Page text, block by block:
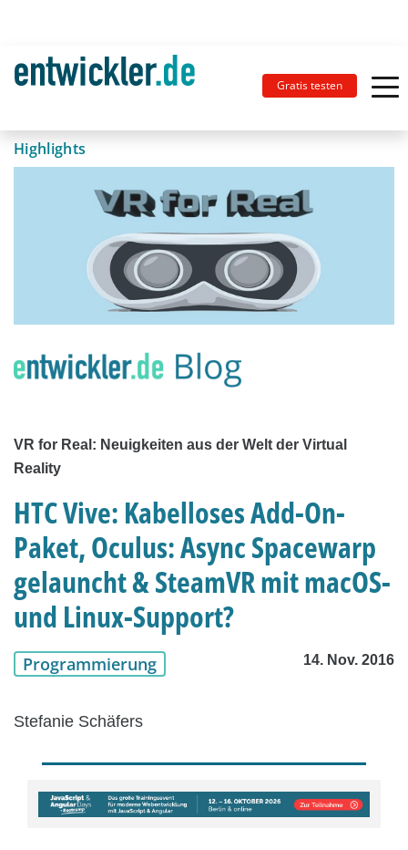
Gratis testen
Highlights
VR for Real: Neuigkeiten aus der Welt der Virtual
Reality
HTC Vive: Kabelloses Add-On-
Paket, Oculus: Async Spacewarp
gelauncht & SteamVR mit macOS-
und Linux-Support?
Programmierung 14. Nov. 2016
Stefanie Schäfers